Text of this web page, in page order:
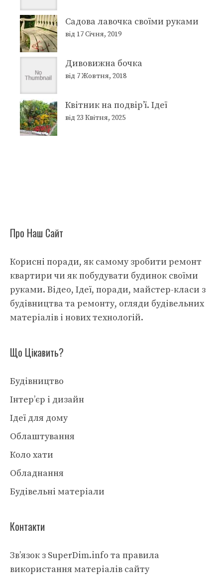
Садова лавочка своїми руками
від 17 Січня, 2019
Дивовижна бочка
від 7 Жовтня, 2018
Квітник на подвір’ї. Ідеї
від 23 Квітня, 2025
Про Наш Сайт
Корисні поради, як самому зробити ремонт
квартири чи як побудувати будинок своїми
руками. Відео, Ідеї, поради, майстер-класи з
будівництва та ремонту, огляди будівельних
матеріалів і нових технологій.
Що Цікавить?
Будівництво
Інтер’єр і дизайн
Ідеї для дому
Облаштування
Коло хати
Обладнання
Будівельні матеріали
Контакти
Зв’язок з SuperDim.info та правила
використання матеріалів сайту